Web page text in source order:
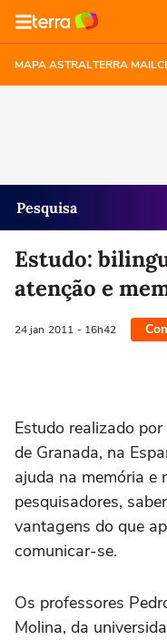
MAPA ASTRALTERRA MAIL
Pesquisa
Estudo:
atenção e
24 jan 2011 - 16h42
Estudo realizado
de Granada, na
ajuda na memória e
pesquisadores,
vantagens do que
comunicar-se.
Os professores
Molina, da